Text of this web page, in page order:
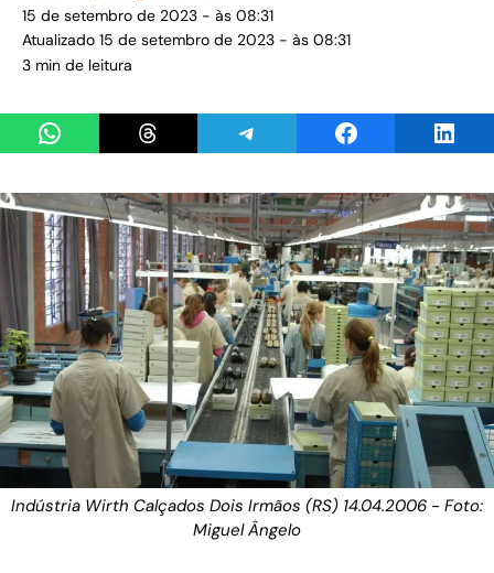
15 de setembro de 2023 - às 08:31
Atualizado 15 de setembro de 2023 - às 08:31
3 min de leitura
Share on WhatsAppShare on ThreadsShare on TelegramShare on Facebook
Indústria Wirth Calçados Dois Irmãos (RS) 14.04.2006 - Foto:
Miguel Ângelo